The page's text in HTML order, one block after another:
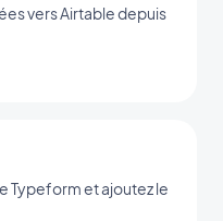
vers Airtable depuis
Typeform et ajoutez le